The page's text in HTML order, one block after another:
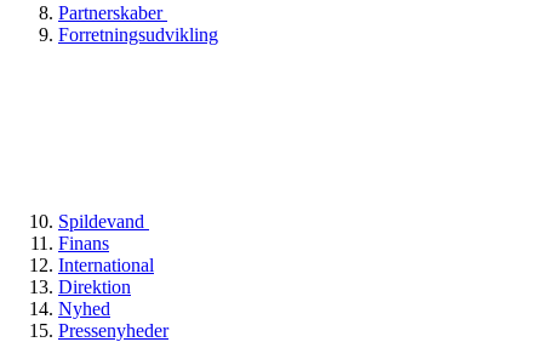
Partnerskaber
Forretningsudvikling
Spildevand
Finans
International
Direktion
Nyhed
Pressenyheder